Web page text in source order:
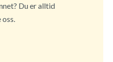
Du er alltid